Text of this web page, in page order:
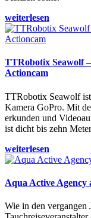
weiterlesen
TTRobotix Seawolf
Actioncam
TTRobotix Seawolf
Kamera GoPro. Mit
erkunden und
ist dicht bis zehn
weiterlesen
Aqua Active Agency
Wie in den vergangen